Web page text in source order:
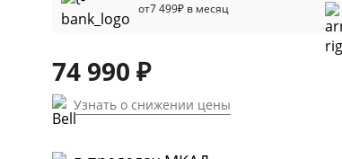
от7 499₽ в месяц
74 990 ₽
Узнать о снижении цены